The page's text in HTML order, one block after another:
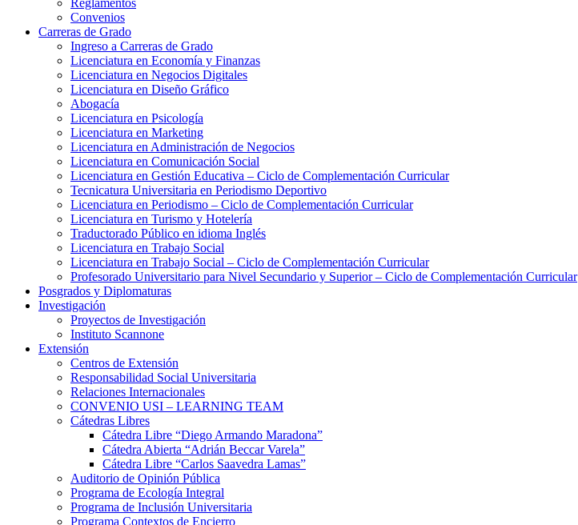
Convenios
Carreras de Grado
Ingreso a Carreras de Grado
Licenciatura en Economía y Finanzas
Licenciatura en Negocios Digitales
Licenciatura en Diseño Gráfico
Abogacía
Licenciatura en Psicología
Licenciatura en Marketing
Licenciatura en Administración de Negocios
Licenciatura en Comunicación Social
Licenciatura en Gestión Educativa – Ciclo de Complementación Curricular
Tecnicatura Universitaria en Periodismo Deportivo
Licenciatura en Periodismo – Ciclo de Complementación Curricular
Licenciatura en Turismo y Hotelería
Traductorado Público en idioma Inglés
Licenciatura en Trabajo Social
Licenciatura en Trabajo Social – Ciclo de Complementación Curricular
Profesorado Universitario para Nivel Secundario y Superior – Ciclo de Complementación Curricular
Posgrados y Diplomaturas
Investigación
Proyectos de Investigación
Instituto Scannone
Extensión
Centros de Extensión
Responsabilidad Social Universitaria
Relaciones Internacionales
CONVENIO USI – LEARNING TEAM
Cátedras Libres
Cátedra Libre “Diego Armando Maradona”
Cátedra Abierta “Adrián Beccar Varela”
Cátedra Libre “Carlos Saavedra Lamas”
Auditorio de Opinión Pública
Programa de Ecología Integral
Programa de Inclusión Universitaria
Programa Contextos de Encierro